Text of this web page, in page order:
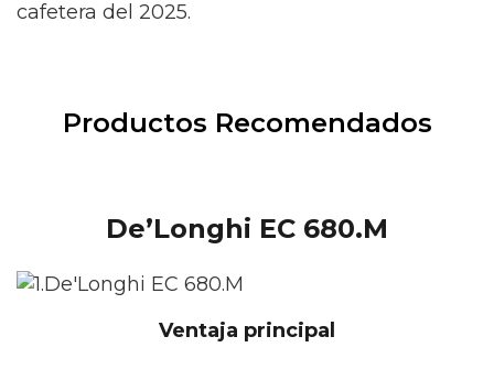
cafetera del 2025.
Productos Recomendados
De’Longhi EC 680.M
Ventaja principal